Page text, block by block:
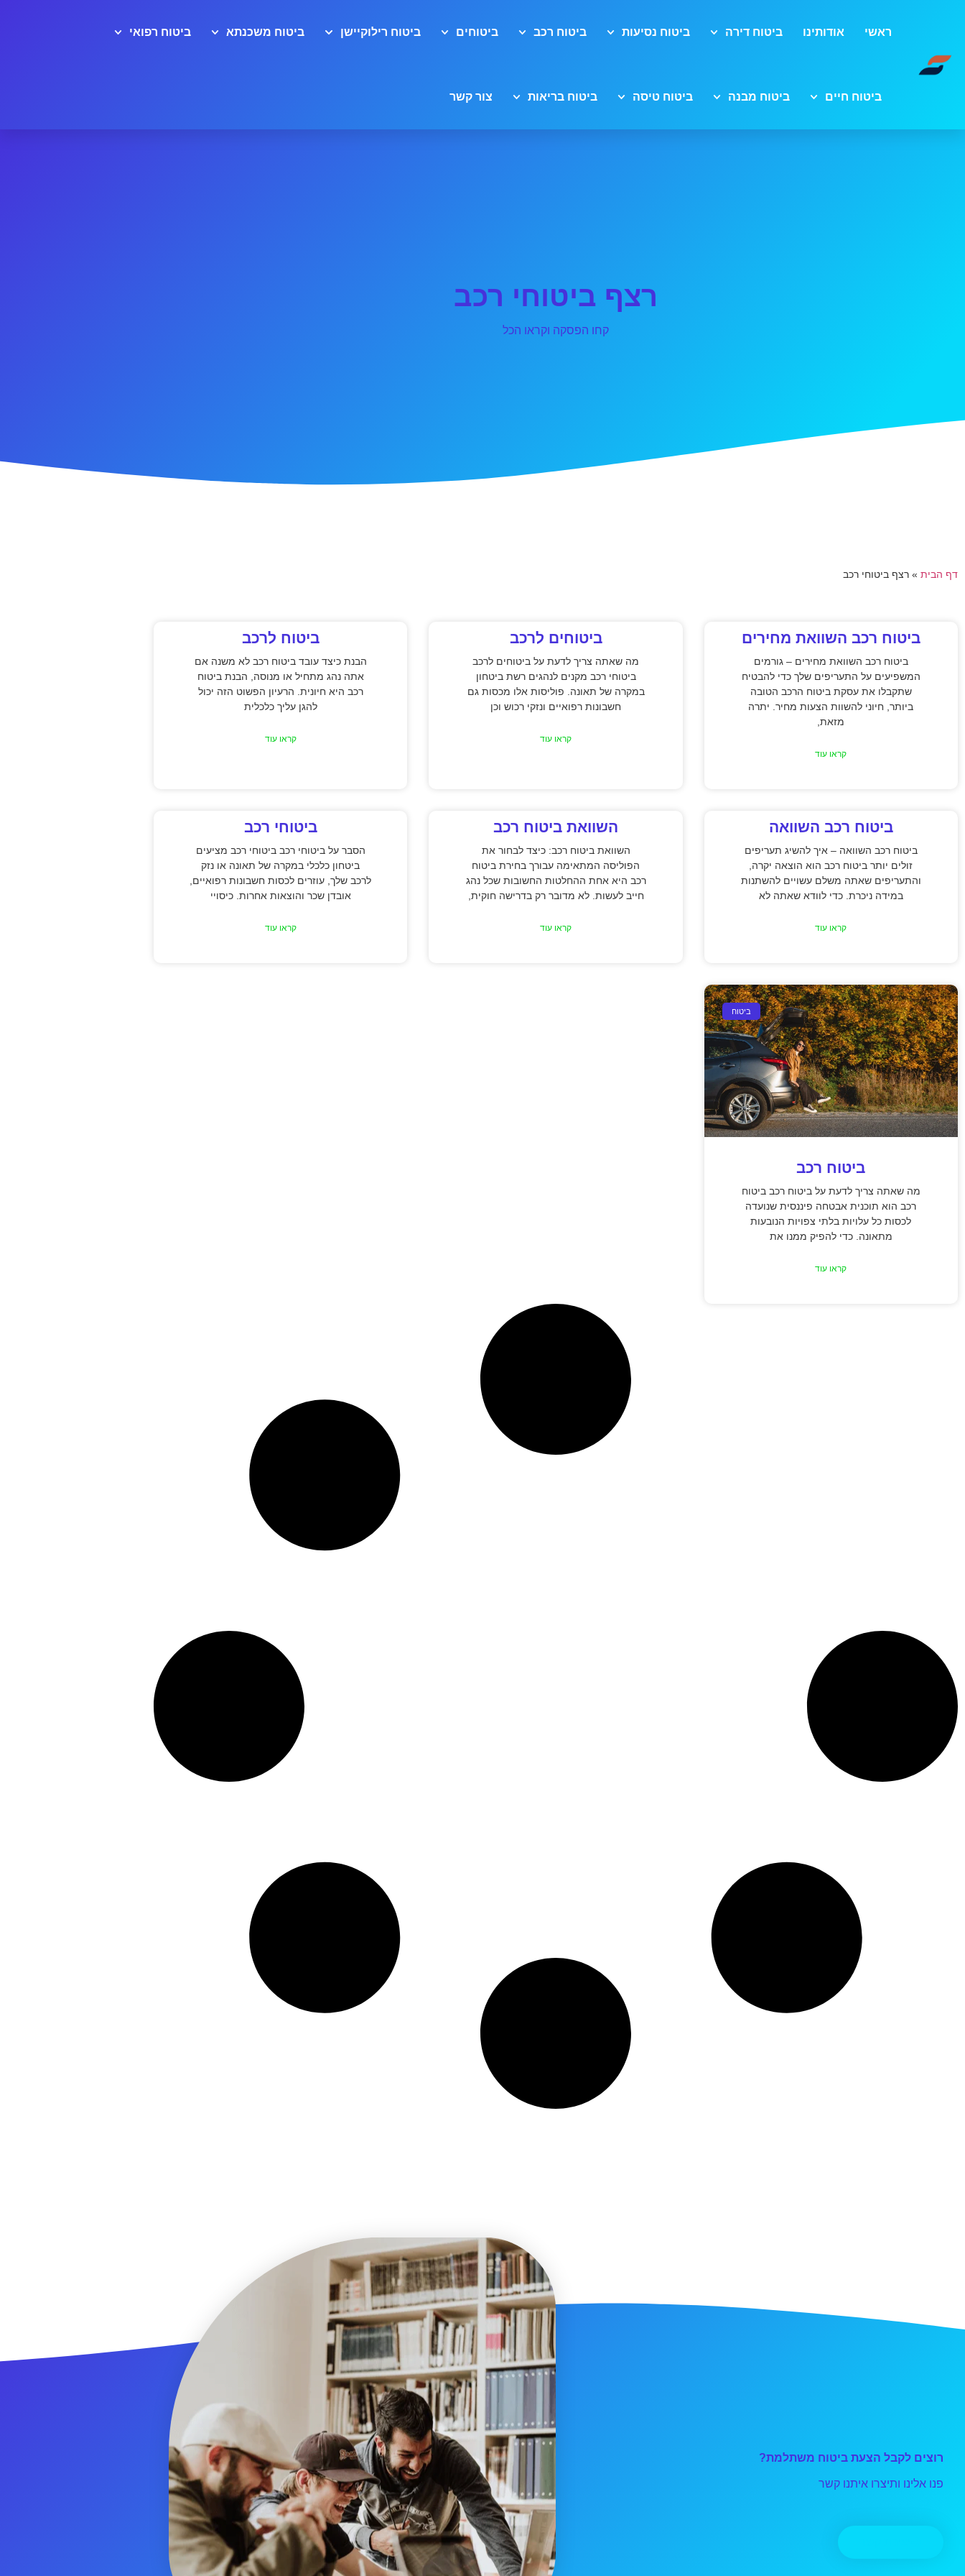
ראשי אודותינו ביטוח דירה ביטוח נסיעות ביטוח רכב ביטוחים ביטוח רילוקיישן ביטוח משכנתא ביטוח רפואי
ביטוח חיים ביטוח מבנה ביטוח טיסה ביטוח בריאות צור קשר
רצף ביטוחי רכב
קחו הפסקה וקראו הכל
דף הבית » רצף ביטוחי רכב
ביטוח רכב השוואת מחירים
ביטוח רכב השוואת מחירים – גורמים
המשפיעים על התעריפים שלך כדי להבטיח
שתקבלו את עסקת ביטוח הרכב הטובה
ביותר, חיוני להשוות הצעות מחיר. יתרה
מזאת,
קראו עוד
ביטוחים לרכב
מה שאתה צריך לדעת על ביטוחים לרכב
ביטוחי רכב מקנים לנהגים רשת ביטחון
במקרה של תאונה. פוליסות אלו מכסות גם
חשבונות רפואיים ונזקי רכוש וכן
קראו עוד
ביטוח לרכב
הבנת כיצד עובד ביטוח רכב לא משנה אם
אתה נהג מתחיל או מנוסה, הבנת ביטוח
רכב היא חיונית. הרעיון הפשוט הזה יכול
להגן עליך כלכלית
קראו עוד
ביטוח רכב השוואה
ביטוח רכב השוואה – איך להשיג תעריפים
זולים יותר ביטוח רכב הוא הוצאה יקרה,
והתעריפים שאתה משלם עשויים להשתנות
במידה ניכרת. כדי לוודא שאתה לא
קראו עוד
השוואת ביטוח רכב
השוואת ביטוח רכב: כיצד לבחור את
הפוליסה המתאימה עבורך בחירת ביטוח
רכב היא אחת ההחלטות החשובות שכל נהג
חייב לעשות. לא מדובר רק בדרישה חוקית,
קראו עוד
ביטוחי רכב
הסבר על ביטוחי רכב ביטוחי רכב מציעים
ביטחון כלכלי במקרה של תאונה או נזק
לרכב שלך, עוזרים לכסות חשבונות רפואיים,
אובדן שכר והוצאות אחרות. כיסויי
קראו עוד
ביטוח
ביטוח רכב
מה שאתה צריך לדעת על ביטוח רכב ביטוח
רכב הוא תוכנית אבטחה פיננסית שנועדה
לכסות כל עלויות בלתי צפויות הנובעות
מתאונה. כדי להפיק ממנו את
קראו עוד
רוצים לקבל הצעת ביטוח משתלמת?
פנו אלינו ותיצרו איתנו קשר